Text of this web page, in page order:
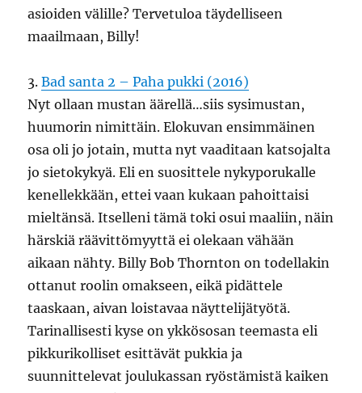
asioiden välille? Tervetuloa täydelliseen
maailmaan, Billy!
3.Bad santa 2 – Paha pukki (2016)
Nyt ollaan mustan äärellä…siis sysimustan,
huumorin nimittäin. Elokuvan ensimmäinen
osa oli jo jotain, mutta nyt vaaditaan katsojalta
jo sietokykyä. Eli en suosittele nykyporukalle
kenellekkään, ettei vaan kukaan pahoittaisi
mieltänsä. Itselleni tämä toki osui maaliin, näin
härskiä räävittömyyttä ei olekaan vähään
aikaan nähty. Billy Bob Thornton on todellakin
ottanut roolin omakseen, eikä pidättele
taaskaan, aivan loistavaa näyttelijätyötä.
Tarinallisesti kyse on ykkösosan teemasta eli
pikkurikolliset esittävät pukkia ja
suunnittelevat joulukassan ryöstämistä kaiken